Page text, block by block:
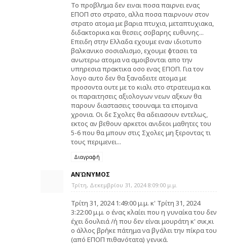
Το προβλημα δεν ειναι ποσα παιρνει ενας
ΕΠΟΠ στο στρατο, αλλα ποσα παιρνουν στον
στρατο ατομα με βαρια πτυχια, μεταπτυχιακα,
διδακτορικα και θεσεις σοβαρης ευθυνης...
Επειδη στην Ελλαδα εχουμε εναν ιδιοτυπο
βαλκανικο σοσιαλισμο, εχουμε φτασει τα
ανωτερω ατομα να αμοιβονται απο την
υπηρεσια πρακτικα οσο ενας ΕΠΟΠ. Για τον
λογο αυτο δεν θα ξαναδειτε ατομα με
προσοντα ουτε με το κιαλι στο στρατευμα και
οι παραιτησεις αξιολογων νεων αξκων θα
παρουν διαστασεις τσουναμι τα επομενα
χρονια. Οι δε Σχολες θα αδειασουν εντελως,
εκτος αν βεθουν αρκετοι ανιδεοι μαθητες του
5-6 που θα μπουν στις Σχολες μη ξεροντας τι
τους περιμενει...
Διαγραφή
ΑΝΏΝΥΜΟΣ
Τρίτη, Δεκεμβρίου 31, 2024 8:09:00 μ.μ.
Τρίτη 31, 2024 1:49:00 μ.μ. κ' Τρίτη 31, 2024
3:22:00 μ.μ. ο ένας κλαίει που η γυναίκα του δεν
έχει δουλειά /ή που δεν είναι μουράτη κ' σικ,κι
ο άλλος βρήκε πάτημα να βγάλει την πίκρα του
(από ΕΠΟΠ πιθανότατα) γενικά.